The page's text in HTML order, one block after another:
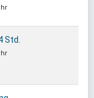
Std.